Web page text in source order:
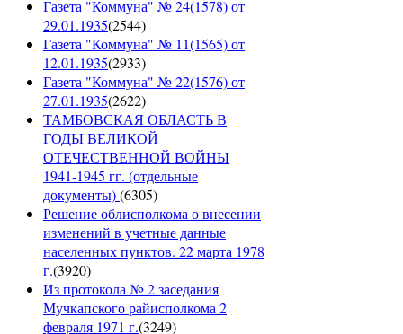
Газета "Коммуна" № 24(1578) от
29.01.1935(2544)
Газета "Коммуна" № 11(1565) от
12.01.1935(2933)
Газета "Коммуна" № 22(1576) от
27.01.1935(2622)
ТАМБОВСКАЯ ОБЛАСТЬ В
ГОДЫ ВЕЛИКОЙ
ОТЕЧЕСТВЕННОЙ ВОЙНЫ
1941-1945 гг. (отдельные
документы)(6305)
Решение облисполкома о внесении
изменений в учетные данные
населенных пунктов. 22 марта 1978
г.(3920)
Из протокола № 2 заседания
Мучкапского райисполкома 2
февраля 1971 г.(3249)